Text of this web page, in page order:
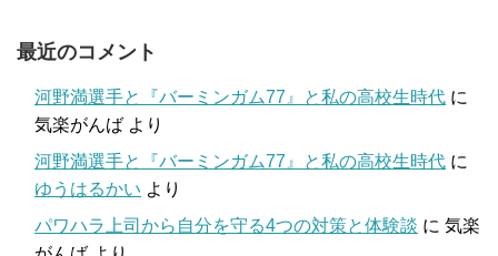
最近のコメント
河野満選手と『バーミンガム77』と私の高校生時代 に
気楽がんば より
河野満選手と『バーミンガム77』と私の高校生時代 に
ゆうはるかい より
パワハラ上司から自分を守る4つの対策と体験談 に 気楽